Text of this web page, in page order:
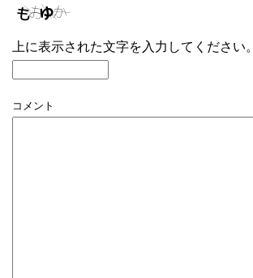
上に表示された文字を入力してください。
コメント